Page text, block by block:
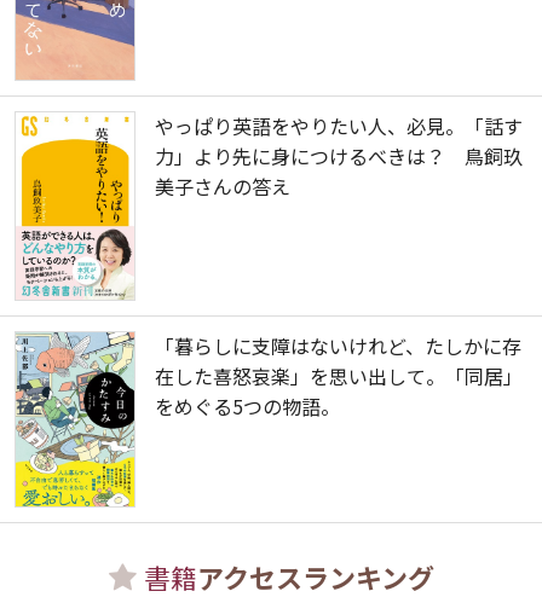
やっぱり英語をやりたい人、必見。「話す
力」より先に身につけるべきは？ 鳥飼玖
美子さんの答え
「暮らしに支障はないけれど、たしかに存
在した喜怒哀楽」を思い出して。「同居」
をめぐる5つの物語。
書籍アクセスランキング